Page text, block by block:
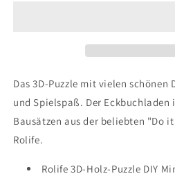
House
Bookstore&quot;
House
Das 3D-Puzzle mit vielen
und Spielspaß. Der Eckbuchladen
Bausätzen aus der beliebten "Do
Rolife.
Rolife 3D-Holz-Puzzle DIY